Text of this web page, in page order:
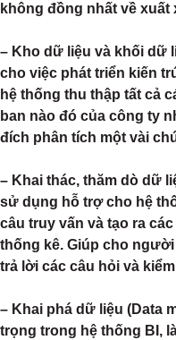
không đồng nhất về xuất
– Kho dữ liệu và khối dữ
cho việc phát triển kiến
hệ thống thu thập tất cả
ban nào đó của công ty
đích phân tích một vài
– Khai thác, thăm dò dữ
sử dụng hỗ trợ cho hệ
câu truy vấn và tạo ra
thống kê. Giúp cho
trả lời các câu hỏi và
– Khai phá dữ liệu (Data
trọng trong hệ thống BI,